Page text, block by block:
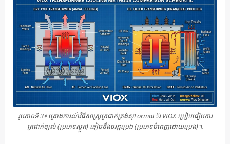
រូបភាពទី 3៖ គ្រោងការណ៍វិធីសាស្ត្រត្រជាក់ត្រង់ស្Format័រ VIOX ប្រៀបធៀបការ
ត្រជាក់ខ្យល់ (ប្រភេទស្ងួត) ធៀបនឹងចរន្តប្រេង (ប្រភេទបំពេញដោយប្រេង)។.